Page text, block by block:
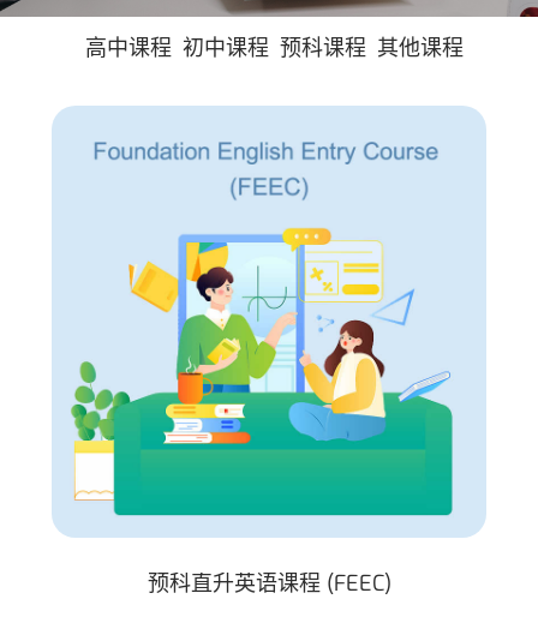
高中课程 初中课程 预科课程 其他课程
预科直升英语课程 (FEEC)